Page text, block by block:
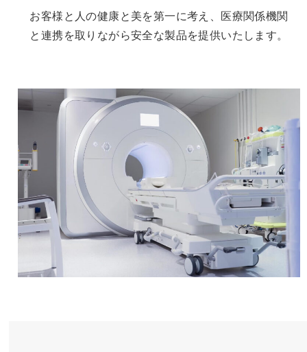
お客様と人の健康と美を第一に考え、医療関係機関
と連携を取りながら安全な製品を提供いたします。